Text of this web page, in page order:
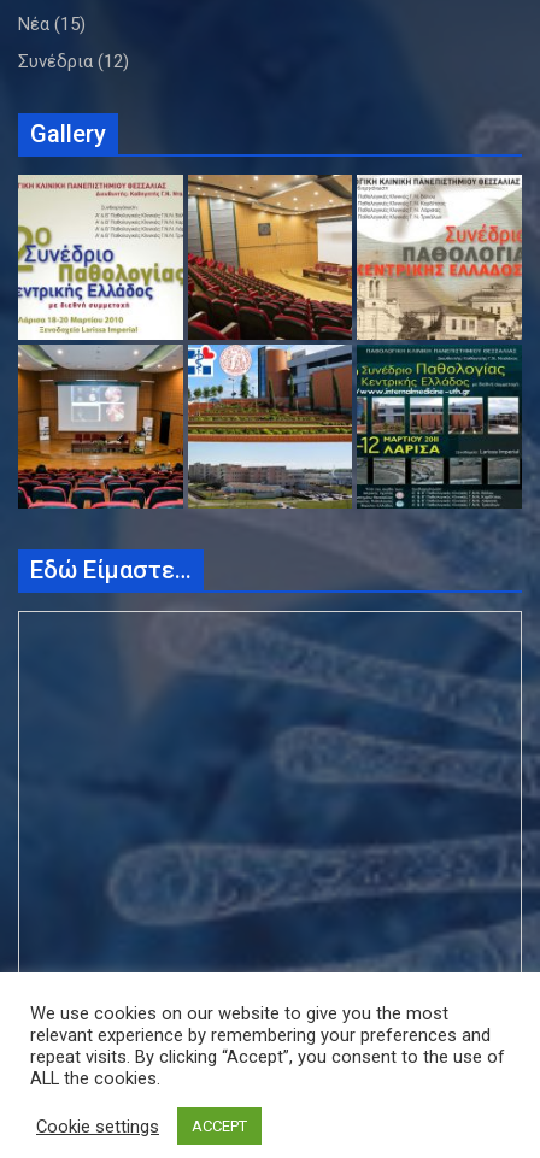
Νέα (15)
Συνέδρια (12)
Gallery
Εδώ Είμαστε…
Copyright © All rights reserved | Theme by
We use cookies on our website to give you the most
relevant experience by remembering your preferences and
repeat visits. By clicking “Accept”, you consent to the use of
ALL the cookies.
Cookie settings ACCEPT